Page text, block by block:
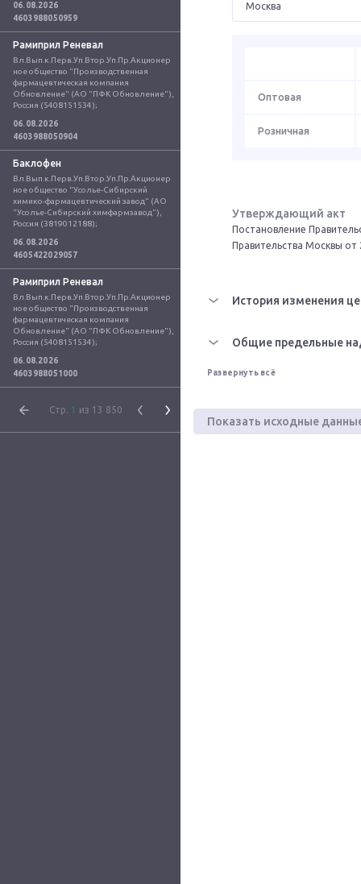
06.08.2026
4603988050959
Рамиприл Реневал
Вл.Вып.к.Перв.Уп.Втор.Уп.Пр.Акционер
ное общество "Производственная
фармацевтическая компания
Обновление" (АО "ПФК Обновление"),
Россия (5408151534);
06.08.2026
4603988050904
Баклофен
Вл.Вып.к.Перв.Уп.Втор.Уп.Пр.Акционер
ное общество "Усолье-Сибирский
химико-фармацевтический завод" (АО
"Усолье-Сибирский химфармзавод"),
Россия (3819012188);
06.08.2026
4605422029057
Рамиприл Реневал
Вл.Вып.к.Перв.Уп.Втор.Уп.Пр.Акционер
ное общество "Производственная
фармацевтическая компания
Обновление" (АО "ПФК Обновление"),
Россия (5408151534);
06.08.2026
4603988051000
Стр. 1 из 13 850
Оптовая
Розничная
Утверждающий акт
Постановление
Правительства Москвы
История изменения
Общие предельные
Развернуть всё
Показать исходные